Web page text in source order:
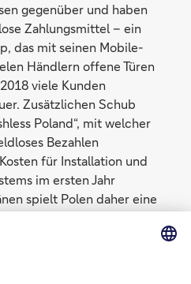
gegenüber und haben
Zahlungsmittel – ein
das mit seinen Mobile-
Händlern offene Türen
viele Kunden
Zusätzlichen Schub
Poland“, mit welcher
Bezahlen
für Installation und
im ersten Jahr
spielt Polen daher eine
up Shoplo übernommen.